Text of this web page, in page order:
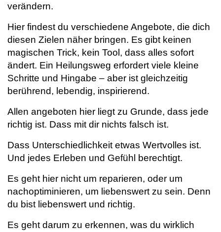
verändern.
Hier findest du verschiedene Angebote, die dich
diesen Zielen näher bringen. Es gibt keinen
magischen Trick, kein Tool, dass alles sofort
ändert. Ein Heilungsweg erfordert viele kleine
Schritte und Hingabe – aber ist gleichzeitig
berührend, lebendig, inspirierend.
Allen angeboten hier liegt zu Grunde, dass jede
richtig ist. Dass mit dir nichts falsch ist.
Dass Unterschiedlichkeit etwas Wertvolles ist.
Und jedes Erleben und Gefühl berechtigt.
Es geht hier nicht um reparieren, oder um
nachoptiminieren, um liebenswert zu sein. Denn
du bist liebenswert und richtig.
Es geht darum zu erkennen, was du wirklich